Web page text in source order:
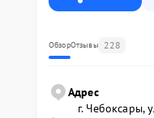
ОбзорОтзывы 228
Адрес
г. Чебоксары,